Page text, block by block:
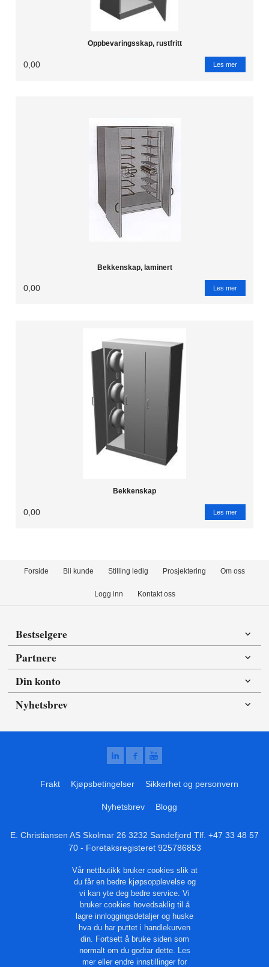
Oppbevaringsskap, rustfritt
0,00 Les mer
Bekkenskap, laminert
0,00 Les mer
Bekkenskap
0,00 Les mer
Forside Bli kunde Stilling ledig Prosjektering Om oss
Logg inn Kontakt oss
Bestselgere
Partnere
Din konto
Nyhetsbrev
Frakt Kjøpsbetingelser Sikkerhet og personvern
Nyhetsbrev Blogg
E. Christiansen AS Skolmar 26 3232 Sandefjord Tlf. +47 33 48 57
70- Foretaksregisteret 925786853
Vår nettbutikk bruker cookies slik at
du får en bedre kjøpsopplevelse og
vi kan yte deg bedre service. Vi
bruker cookies hovedsaklig til å
lagre innloggingsdetaljer og huske
hva du har puttet i handlekurven
din. Fortsett å bruke siden som
normalt om du godtar dette. Les
mer eller endre innstillinger for